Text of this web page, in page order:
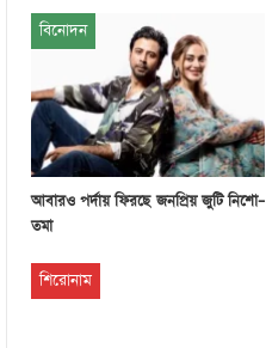
বিনোদন
আবারও পর্দায় ফিরছে জনপ্রিয় জুটি নিশো–
তমা
শিরোনাম